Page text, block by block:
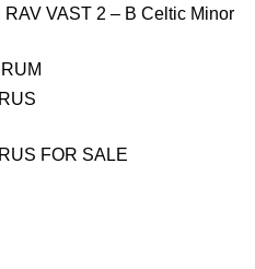
VAST 2 – B Celtic Minor